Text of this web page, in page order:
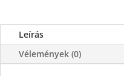
Leírás
Vélemények (0)